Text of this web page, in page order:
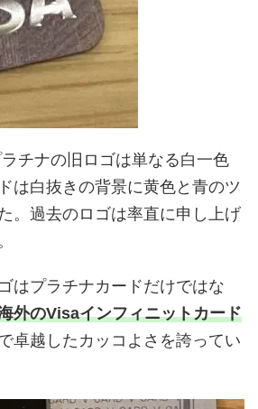
チナの旧ロゴは単なる白一色
は白抜きの背景に黄色と青のツ
。過去のロゴは率直に申し上げ
はプラチナカードだけではな
外のVisaインフィニットカード
卓越したカッコよさを誇ってい